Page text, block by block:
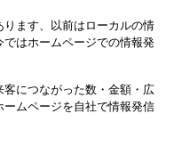
ます、以前はローカルの情
はホームページでの情報発
につながった数・金額・広
ムページを自社で情報発信